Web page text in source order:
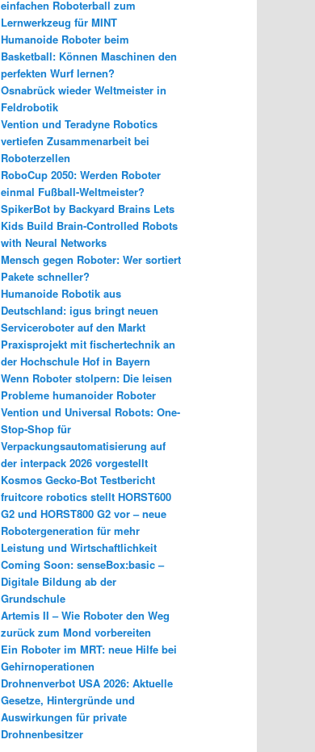
einfachen Roboterball zum
Lernwerkzeug für MINT
Humanoide Roboter beim
Basketball: Können Maschinen den
perfekten Wurf lernen?
Osnabrück wieder Weltmeister in
Feldrobotik
Vention und Teradyne Robotics
vertiefen Zusammenarbeit bei
Roboterzellen
RoboCup 2050: Werden Roboter
einmal Fußball-Weltmeister?
SpikerBot by Backyard Brains Lets
Kids Build Brain-Controlled Robots
with Neural Networks
Mensch gegen Roboter: Wer sortiert
Pakete schneller?
Humanoide Robotik aus
Deutschland: igus bringt neuen
Serviceroboter auf den Markt
Praxisprojekt mit fischertechnik an
der Hochschule Hof in Bayern
Wenn Roboter stolpern: Die leisen
Probleme humanoider Roboter
Vention und Universal Robots: One-
Stop-Shop für
Verpackungsautomatisierung auf
der interpack 2026 vorgestellt
Kosmos Gecko-Bot Testbericht
fruitcore robotics stellt HORST600
G2 und HORST800 G2 vor – neue
Robotergeneration für mehr
Leistung und Wirtschaftlichkeit
Coming Soon: senseBox:basic –
Digitale Bildung ab der
Grundschule
Artemis II – Wie Roboter den Weg
zurück zum Mond vorbereiten
Ein Roboter im MRT: neue Hilfe bei
Gehirnoperationen
Drohnenverbot USA 2026: Aktuelle
Gesetze, Hintergründe und
Auswirkungen für private
Drohnenbesitzer